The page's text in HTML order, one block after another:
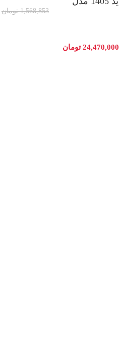
24,470,000 تومان
1,568,853 تومان